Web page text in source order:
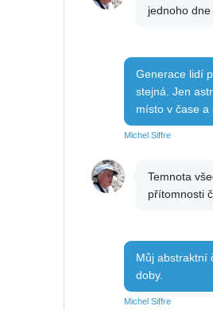
jednoho dne
Generace lidí
stejná. Jen
místo v čase a
Michel Siffre
Temnota
přítomnosti
Můj abstraktní
doby.
Michel Siffre